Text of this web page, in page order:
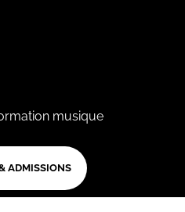
musique
ADMISSIONS